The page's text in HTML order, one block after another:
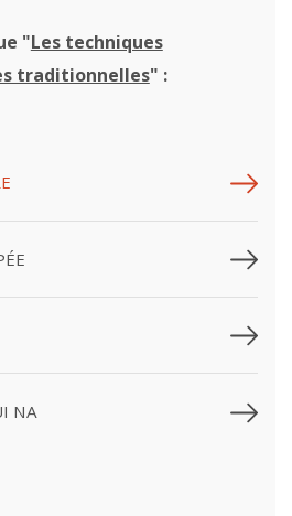
"Les techniques
traditionnelles" :
NA